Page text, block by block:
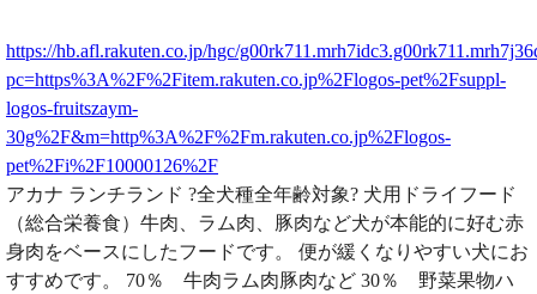
https://hb.afl.rakuten.co.jp/hgc/
pc=https%3A%2F%2Fitem.rakuten.co.jp%2Flogos-pet%2Fsuppl-
logos-fruitszaym-
30g%2F&m=http%3A%2F%2Fm.rakuten.co.jp%2Flogos-
pet%2Fi%2F10000126%2F
アカナ ランチランド ?全犬種全年齢対象? 犬用ドライフード
（総合栄養食）牛肉、ラム肉、豚肉など犬が本能的に好む赤
身肉をベースにしたフードです。 便が緩くなりやすい犬にお
すすめです。 70％ 牛肉ラム肉豚肉など 30％ 野菜果物ハ